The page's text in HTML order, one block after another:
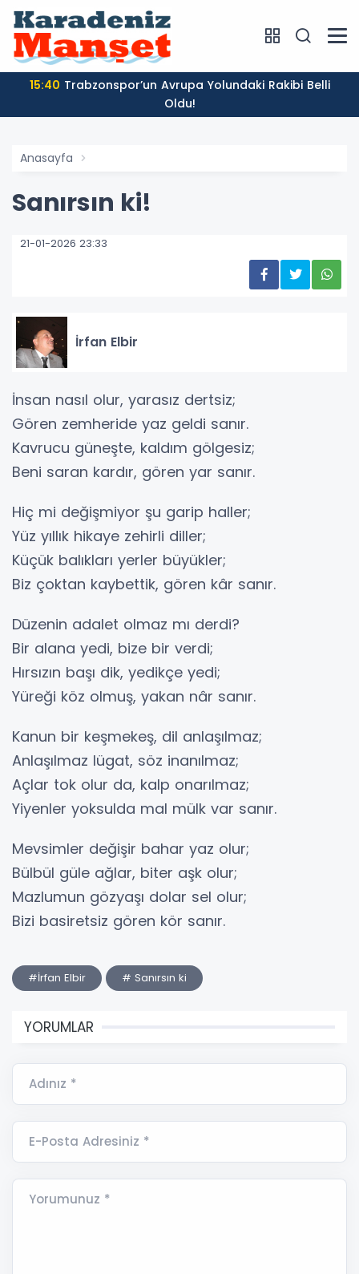
15:40
Oldu!
Anasayfa
Sanırsın ki!
21-01-2026 23:33
İrfan Elbir
İnsan nasıl olur, yarasız dertsiz;
Gören zemheride yaz geldi sanır.
Kavrucu güneşte, kaldım gölgesiz;
Beni saran kardır, gören yar sanır.
Hiç mi değişmiyor şu garip haller;
Yüz yıllık hikaye zehirli diller;
Küçük balıkları yerler büyükler;
Biz çoktan kaybettik, gören kâr sanır.
Düzenin adalet olmaz mı derdi?
Bir alana yedi, bize bir verdi;
Hırsızın başı dik, yedikçe yedi;
Yüreği köz olmuş, yakan nâr sanır.
Kanun bir keşmekeş, dil anlaşılmaz;
Anlaşılmaz lügat, söz inanılmaz;
Açlar tok olur da, kalp onarılmaz;
Yiyenler yoksulda mal mülk var sanır.
Mevsimler değişir bahar yaz olur;
Bülbül güle ağlar, biter aşk olur;
Mazlumun gözyaşı dolar sel olur;
Bizi basiretsiz gören kör sanır.
#İrfan Elbir # Sanırsın ki
YORUMLAR
Adınız *
E-Posta Adresiniz *
Yorumunuz *